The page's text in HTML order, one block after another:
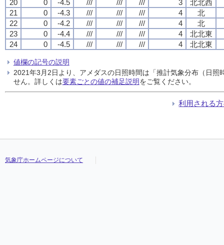
20
0 -4.5 /// /// /// 3
北北西
21
0 -4.3 /// /// /// 4
北
22
0 -4.2 /// /// /// 4
北
23
0 -4.4 /// /// /// 4
北北東
24
0 -4.5 /// /// /// 4 北北東
値欄の記号の説明
2021年3月2日より、アメダスの日照時間は「推計気象分布（日
せん。詳しくは要素ごとの値の補足説明をご覧ください。
利用される
気象庁ホームページについて